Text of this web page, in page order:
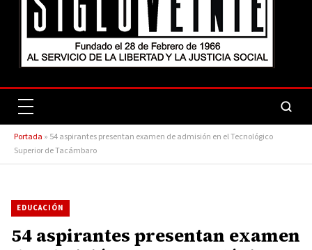
Portada » 54 aspirantes presentan examen de admisión en el Tecnológico
Superior de Tacámbaro
EDUCACIÓN
54 aspirantes presentan examen